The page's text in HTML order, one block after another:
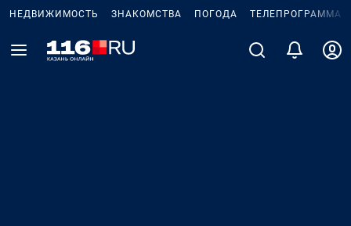
НЕДВИЖИМОСТЬ ЗНАКОМСТВА ПОГОДА ТЕЛЕПРОГРАММА